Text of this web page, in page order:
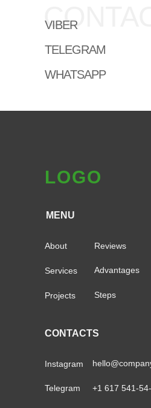
VIBER
TELEGRAM
WHATSAPP
LOGO
About
MENU
CONTACTS
Services
Projects
Reviews
Advantages
Steps
Instagram
Telegram +1 617 541-